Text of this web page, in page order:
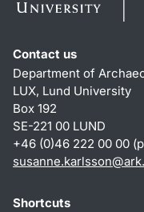
Contact us
Department of
LUX, Lund University
Box 192
SE-221 00 LUND
+46 (0)46 222 00 00
susanne.karlsson@
Shortcuts